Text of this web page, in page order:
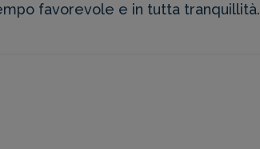
favorevole e in tutta tranquillità.